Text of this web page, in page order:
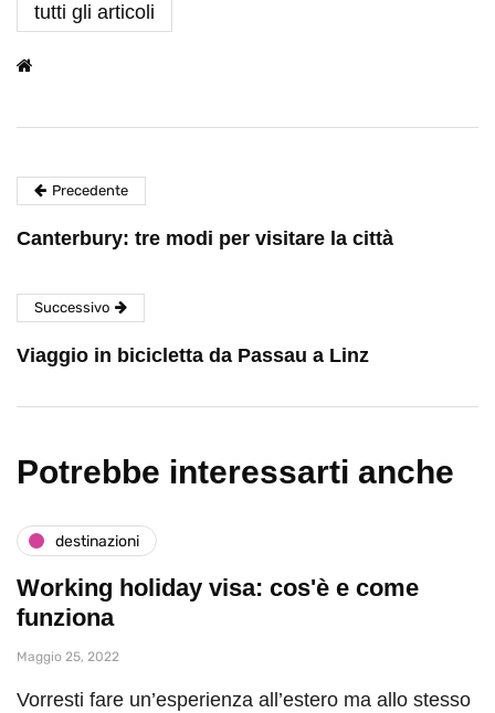
tutti gli articoli
Precedente
Canterbury: tre modi per visitare la città
Successivo
Viaggio in bicicletta da Passau a Linz
Potrebbe interessarti anche
destinazioni
Working holiday visa: cos'è e come
funziona
Maggio 25, 2022
Vorresti fare un’esperienza all’estero ma allo stesso